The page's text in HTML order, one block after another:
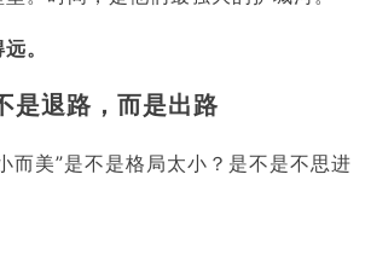
。
是退路，而是出路
而美”是不是格局太小？是不是不思进